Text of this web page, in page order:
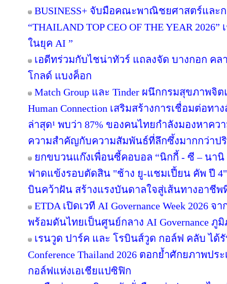
BUSINESS+ จับมือคณะพาณิชยศาสตร์และ
“THAILAND TOP CEO OF THE YEAR
ในยุค AI ”
เอดีทร่วมกับไชน่าทัวร์ แถลงจัด บางกอก ค
โกลด์ แบงค็อก
Match Group และ Tinder ผนึกกรมสุขภาพ
Human Connection เสริมสร้างการเชื่อมต่อท
ล่าสุด¹ พบว่า 87% ของคนไทยกำลังมองหาค
ความสำคัญกับความสัมพันธ์ที่ลึกซึ้งมากกว่าป
ยกขบวนแก๊งเพื่อนซี้คอบอล “นิกกี้ - ซี – นานิ
ฟาดแข้งรอบตัดสิน "ช้าง ยู-แชมเปี้ยน คัพ ปี
บินคว้าฝัน สร้างแรงบันดาลใจสู่เส้นทางอาชี
ETDA เปิดเวที AI Governance Week 2026
พร้อมดันไทยเป็นศูนย์กลาง AI Governance ภู
เรนวูด ปาร์ค และ โรบินส์วูด กอล์ฟ คลับ ได้รั
Conference Thailand 2026 ตอกย้ำศักยภาพป
กอล์ฟแห่งเอเชียแปซิฟิก